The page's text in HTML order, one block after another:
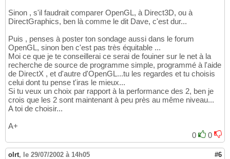
Sinon , s'il faudrait comparer OpenGL, à Direct3D, ou à
DirectGraphics, ben là comme le dit Dave, c'est dur...
Puis , penses à poster ton sondage aussi dans le forum
OpenGL, sinon ben c'est pas très équitable ...
Moi ce que je te conseillerai ce serai de fouiner sur le net à la
recherche de source de programme simple, programmé à l'aide
de DirectX , et d'autre d'OpenGL...tu les regardes et tu choisis
celui dont tu pense t'iras le mieux...
Si tu veux un choix par rapport à la performance des 2, ben je
crois que les 2 sont maintenant à peu près au même niveau...
A toi de choisir...
A+
0
0
olrt, le 29/07/2002 à 14h05 #6